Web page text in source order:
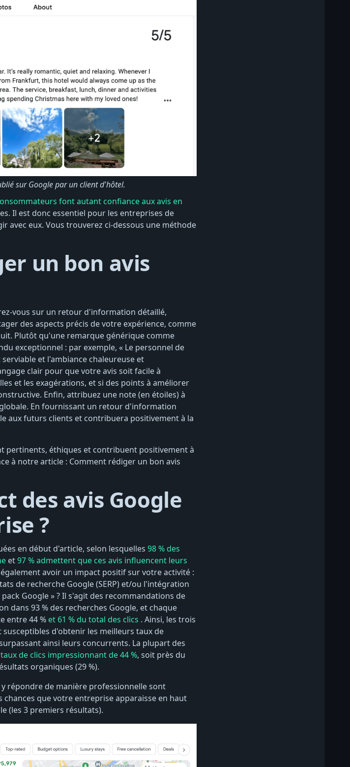
sur Google par un client d'hôtel.
font autant confiance aux avis en
Il est donc essentiel pour les entreprises de
avec eux. Vous trouverez ci-dessous une méthode
un bon avis
vous sur un retour d'information détaillé,
des aspects précis de votre expérience, comme
Plutôt qu'une remarque générique comme
exceptionnel : par exemple, « Le personnel de
et l'ambiance chaleureuse et
clair pour que votre avis soit facile à
et les exagérations, et si des points à améliorer
Enfin, attribuez une note (en étoiles) à
En fournissant un retour d'information
aux futurs clients et contribuera positivement à la
pertinents, éthiques et contribuent positivement à
à notre article : Comment rédiger un bon avis
des avis Google
?
en début d'article, selon lesquelles 98 % des
et97 % admettent que ces avis influencent leurs
avoir un impact positif sur votre activité :
de recherche Google (SERP) et/ou l'intégration
Google » ? Il s'agit des recommandations de
dans 93 % des recherches Google, et chaque
entre 44 % et 61 % du total des clics . Ainsi, les trois
d'obtenir les meilleurs taux de
ainsi leurs concurrents. La plupart des
taux de clics impressionnant de 44 %, soit près du
organiques (29 %).
répondre de manière professionnelle sont
que votre entreprise apparaisse en haut
(les 3 premiers résultats).